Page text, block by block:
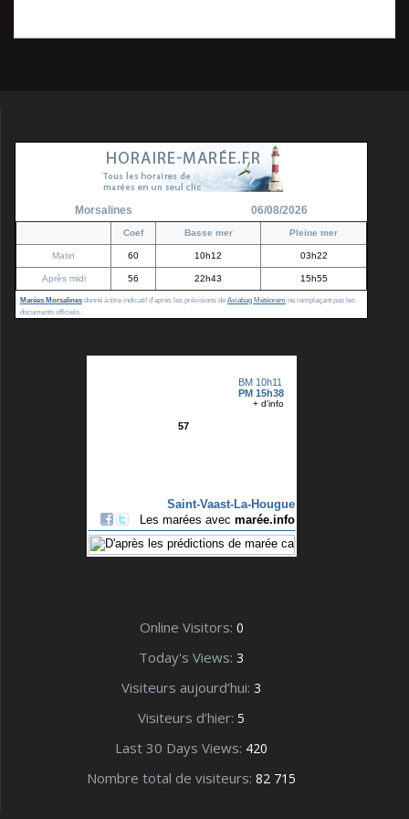
l’article
Morsalines 06/08/2026
Coef Basse mer Pleine mer
Matin 60 10h12 03h22
Après midi 56 22h43 15h55
Marées Morsalines donné à titre indicatif d'après les prévisions de Aviabag Météorem ne remplaçant pas les
documents officiels.
Online Visitors: 0
Today's Views: 3
Visiteurs aujourd’hui: 3
Visiteurs d’hier: 5
Last 30 Days Views: 420
Nombre total de visiteurs: 82 715